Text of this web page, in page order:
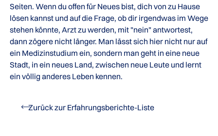
Seiten. Wenn du offen für Neues bist, dich von zu Hause
lösen kannst und auf die Frage, ob dir irgendwas im Wege
stehen könnte, Arzt zu werden, mit "nein" antwortest,
dann zögere nicht länger. Man lässt sich hier nicht nur auf
ein Medizinstudium ein, sondern man geht in eine neue
Stadt, in ein neues Land, zwischen neue Leute und lernt
ein völlig anderes Leben kennen.
Zurück zur Erfahrungsberichte-Liste